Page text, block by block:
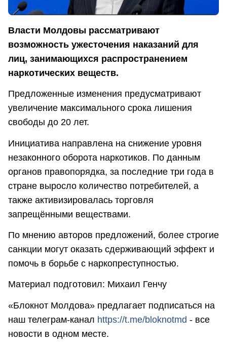
Власти Молдовы рассматривают
возможность ужесточения наказаний для
лиц, занимающихся распространением
наркотических веществ.
Предложенные изменения предусматривают
увеличение максимального срока лишения
свободы до 20 лет.
Инициатива направлена на снижение уровня
незаконного оборота наркотиков. По данным
органов правопорядка, за последние три года в
стране выросло количество потребителей, а
также активизировалась торговля
запрещёнными веществами.
По мнению авторов предложений, более строгие
санкции могут оказать сдерживающий эффект и
помочь в борьбе с наркопреступностью.
Материал подготовил: Михаил Генчу
«Блокнот Молдова» предлагает подписаться на
наш телеграм-канал https://t.me/bloknotmd - все
новости в одном месте.